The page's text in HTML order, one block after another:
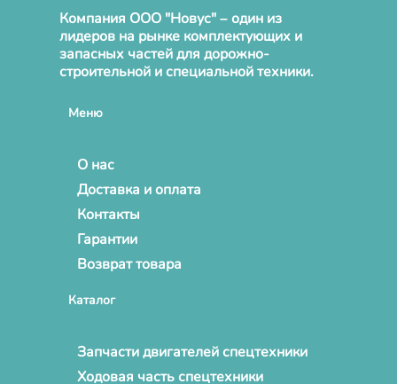
Компания ООО "Новус" – один из
лидеров на рынке комплектующих и
запасных частей для дорожно-
строительной и специальной техники.
Меню
О нас
Доставка и оплата
Контакты
Гарантии
Возврат товара
Каталог
Запчасти двигателей спецтехники
Ходовая часть спецтехники